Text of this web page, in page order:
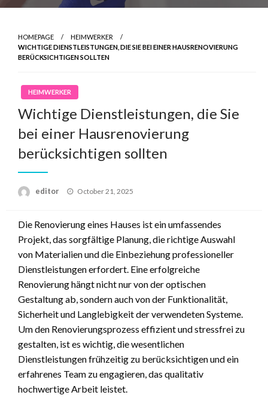
HOMEPAGE
HEIMWERKER
WICHTIGE DIENSTLEISTUNGEN, DIE SIE BEI EINER HAUSRENOVIERUNG
BERÜCKSICHTIGEN SOLLTEN
HEIMWERKER
Wichtige Dienstleistungen, die Sie
bei einer Hausrenovierung
berücksichtigen sollten
editor
Posted
October 21, 2025
Die Renovierung eines Hauses ist ein umfassendes
Projekt, das sorgfältige Planung, die richtige Auswahl
von Materialien und die Einbeziehung professioneller
Dienstleistungen erfordert. Eine erfolgreiche
Renovierung hängt nicht nur von der optischen
Gestaltung ab, sondern auch von der Funktionalität,
Sicherheit und Langlebigkeit der verwendeten Systeme.
Um den Renovierungsprozess effizient und stressfrei zu
gestalten, ist es wichtig, die wesentlichen
Dienstleistungen frühzeitig zu berücksichtigen und ein
erfahrenes Team zu engagieren, das qualitativ
hochwertige Arbeit leistet.